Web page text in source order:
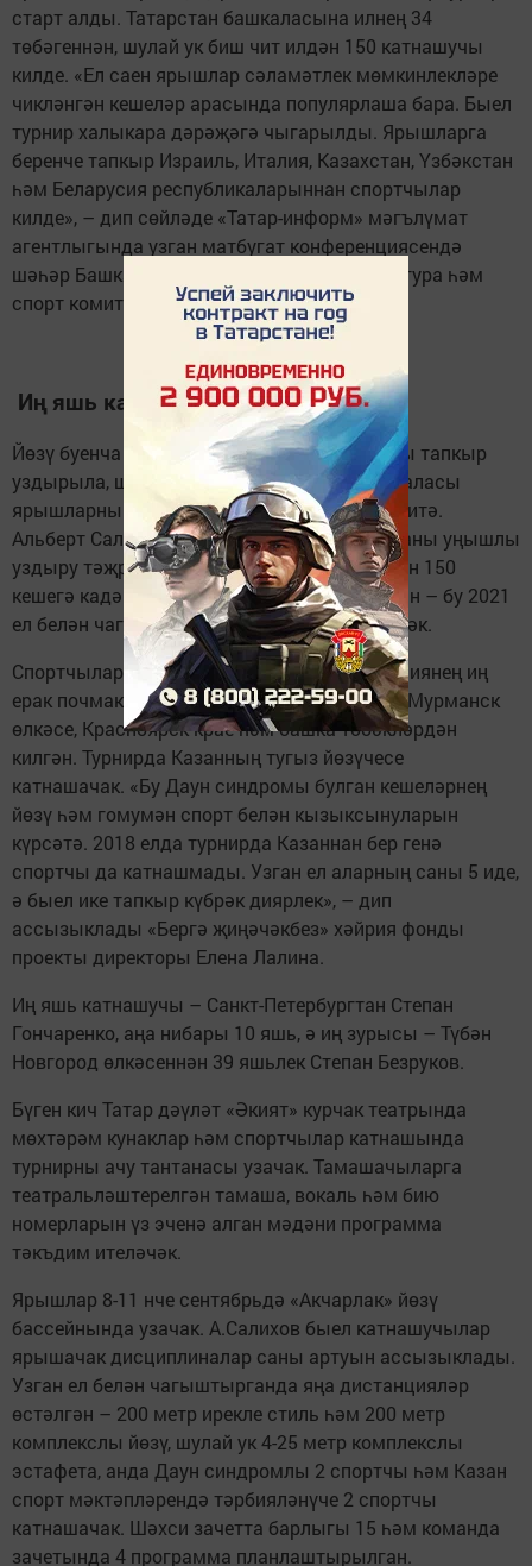
старт алды. Татарстан башкаласына илнең 34
төбәгеннән, шулай ук биш чит илдән 150 катнашучы
килде. «Ел саен ярышлар сәламәтлек мөмкинлекләре
чикләнгән кешеләр арасында популярлаша бара. Быел
турнир халыкара дәрәҗәгә чыгарылды. Ярышларга
беренче тапкыр Израиль, Италия, Казахстан, Үзбәкстан
һәм Беларусия республикаларыннан спортчылар
килде», – дип сөйләде «Татар-информ» мәгълүмат
агентлыгында узган матбугат конференциясендә
шәһәр Башкарма комитетының Физик культура һәм
спорт комитеты рәисе Альберт Салихов.
Иң яшь катнашучыга – 10 яшь
Йөзү буенча турнир Россиядә инде алтынчы тапкыр
уздырыла, шул ук вакытта Татарстан башкаласы
ярышларны дүртенче тапкыр рәттән кабул итә.
Альберт Салихов сүзләренә караганда, чараны уңышлы
уздыру тәҗрибәсе катнашучыларның санын 150
кешегә кадәр арттырырга мөмкинлек биргән – бу 2021
ел белән чагыштырганда 1,5 тапкырга күбрәк.
Спортчылар бөтен илдән, шул исәптән Россиянең иң
ерак почмакларыннан – Сахалин, Магадан, Мурманск
өлкәсе, Красноярск крае һәм башка төбәкләрдән
килгән. Турнирда Казанның тугыз йөзүчесе
катнашачак. «Бу Даун синдромы булган кешеләрнең
йөзү һәм гомумән спорт белән кызыксынуларын
күрсәтә. 2018 елда турнирда Казаннан бер генә
спортчы да катнашмады. Узган ел аларның саны 5 иде,
ә быел ике тапкыр күбрәк диярлек», – дип
ассызыклады «Бергә җиңәчәкбез» хәйрия фонды
проекты директоры Елена Лалина.
Иң яшь катнашучы – Санкт-Петербургтан Степан
Гончаренко, аңа нибары 10 яшь, ә иң зурысы – Түбән
Новгород өлкәсеннән 39 яшьлек Степан Безруков.
Бүген кич Татар дәүләт «Әкият» курчак театрында
мөхтәрәм кунаклар һәм спортчылар катнашында
турнирны ачу тантанасы узачак. Тамашачыларга
театральләштерелгән тамаша, вокаль һәм бию
номерларын үз эченә алган мәдәни программа
тәкъдим ителәчәк.
Ярышлар 8-11 нче сентябрьдә «Акчарлак» йөзү
бассейнында узачак. А.Салихов быел катнашучылар
ярышачак дисциплиналар саны артуын ассызыклады.
Узган ел белән чагыштырганда яңа дистанцияләр
өстәлгән – 200 метр ирекле стиль һәм 200 метр
комплекслы йөзү, шулай ук 4-25 метр комплекслы
эстафета, анда Даун синдромлы 2 спортчы һәм Казан
спорт мәктәпләрендә тәрбияләнүче 2 спортчы
катнашачак. Шәхси зачетта барлыгы 15 һәм команда
зачетында 4 программа планлаштырылган.